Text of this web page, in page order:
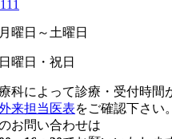
曜日～土曜日
曜日・祝日
科によって診療・受付時間
来担当医表をご確認下さい。
お問い合わせは